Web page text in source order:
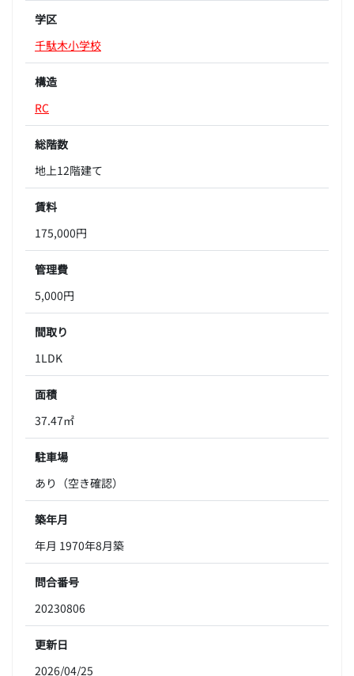
学区
千駄木小学校
構造
RC
総階数
地上12階建て
賃料
175,000円
管理費
5,000円
間取り
1LDK
面積
37.47㎡
駐車場
あり（空き確認）
築年月
年月 1970年8月築
問合番号
20230806
更新日
2026/04/25